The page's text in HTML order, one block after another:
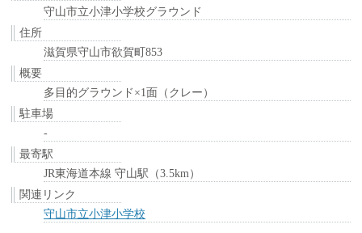
守山市立小津小学校グラウンド
住所
滋賀県守山市欲賀町853
概要
多目的グラウンド×1面（クレー）
駐車場
-
最寄駅
JR東海道本線 守山駅（3.5km）
関連リンク
守山市立小津小学校